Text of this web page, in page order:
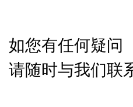
如您有任何疑问
请随时与我们联